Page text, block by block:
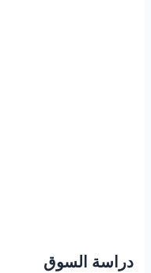
دراسة السوق